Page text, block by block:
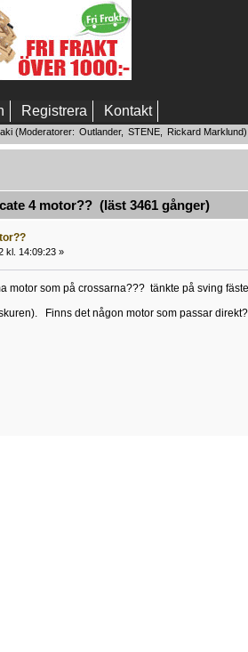
Registrera Kontakt
(Moderatorer: Outlander, STENE, Rickard Marklund
4 motor?? (läst 3461 gånger)
kl. 14:09:23 »
motor som på crossarna??? tänkte på sving
Finns det någon motor som passar